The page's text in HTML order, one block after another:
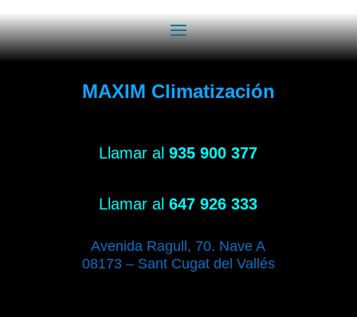
MAXIM Climatización
Llamar al935 900 377
Llamar al647 926 333
Avenida Ragull, 70. Nave A
08173 – Sant Cugat del Vallés